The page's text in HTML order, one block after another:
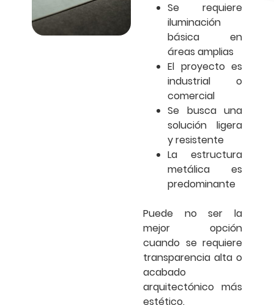
Se requiere
iluminación
básica en
áreas amplias
El proyecto es
industrial o
comercial
Se busca una
solución ligera
y resistente
La estructura
metálica es
predominante
Puede no ser la
mejor opción
cuando se requiere
transparencia alta o
acabado
arquitectónico más
estético.